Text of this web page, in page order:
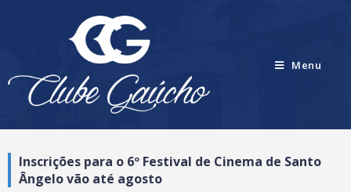
Menu
Inscrições para o 6º Festival de Cinema de Santo
Ângelo vão até agosto